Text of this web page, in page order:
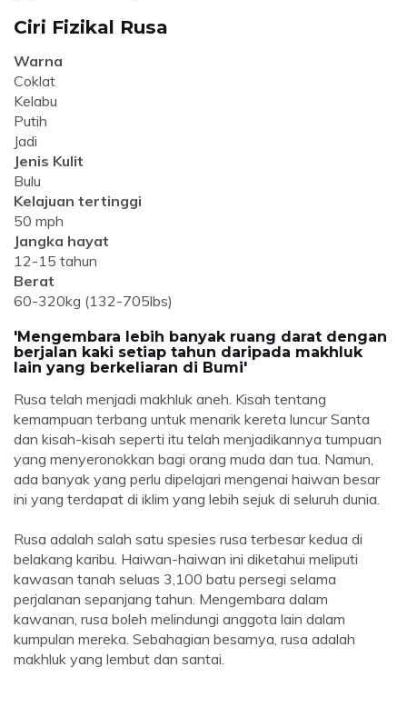
Ciri Fizikal Rusa
Warna
Coklat
Kelabu
Putih
Jadi
Jenis Kulit
Bulu
Kelajuan tertinggi
50 mph
Jangka hayat
12-15 tahun
Berat
60-320kg (132-705lbs)
'Mengembara lebih banyak ruang darat dengan
berjalan kaki setiap tahun daripada makhluk
lain yang berkeliaran di Bumi'
Rusa telah menjadi makhluk aneh. Kisah tentang
kemampuan terbang untuk menarik kereta luncur Santa
dan kisah-kisah seperti itu telah menjadikannya tumpuan
yang menyeronokkan bagi orang muda dan tua. Namun,
ada banyak yang perlu dipelajari mengenai haiwan besar
ini yang terdapat di iklim yang lebih sejuk di seluruh dunia.
Rusa adalah salah satu spesies rusa terbesar kedua di
belakang karibu. Haiwan-haiwan ini diketahui meliputi
kawasan tanah seluas 3,100 batu persegi selama
perjalanan sepanjang tahun. Mengembara dalam
kawanan, rusa boleh melindungi anggota lain dalam
kumpulan mereka. Sebahagian besarnya, rusa adalah
makhluk yang lembut dan santai.